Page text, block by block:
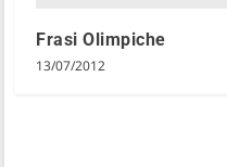
Frasi Olimpiche
13/07/2012